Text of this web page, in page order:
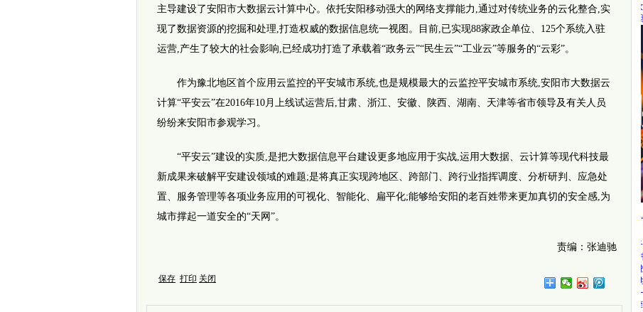
主导建设了安阳市大数据云计算中心。依托安阳移动强大的网络支撑能力,通过对传统业务的云化整合,实
现了数据资源的挖掘和处理,打造权威的数据信息统一视图。目前,已实现88家政企单位、125个系统入驻
运营,产生了较大的社会影响,已经成功打造了承载着“政务云”“民生云”“工业云”等服务的“云彩”。
作为豫北地区首个应用云监控的平安城市系统,也是规模最大的云监控平安城市系统,安阳市大数据云
计算“平安云”在2016年10月上线试运营后,甘肃、浙江、安徽、陕西、湖南、天津等省市领导及有关人员
纷纷来安阳市参观学习。
“平安云”建设的实质,是把大数据信息平台建设更多地应用于实战,运用大数据、云计算等现代科技最
新成果来破解平安建设领域的难题;是将真正实现跨地区、跨部门、跨行业指挥调度、分析研判、应急处
置、服务管理等各项业务应用的可视化、智能化、扁平化;能够给安阳的老百姓带来更加真切的安全感,为
城市撑起一道安全的“天网”。
责编：张迪驰
保存 打印 关闭
郑州3岁
七旬老
酷暑中
城市“面
当一纸
中企在
尔吉斯
【读书
从“失联"